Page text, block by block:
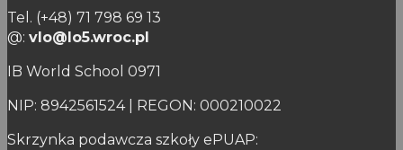
Tel. (+48) 71 798 69 13
@: vlo@lo5.wroc.pl
IB World School 0971
NIP: 8942561524 | REGON: 000210022
Skrzynka podawcza szkoły ePUAP: